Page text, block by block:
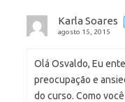
Karla Soares
agosto 15, 2015
Olá Osvaldo, Eu
preocupação e
do curso. Como